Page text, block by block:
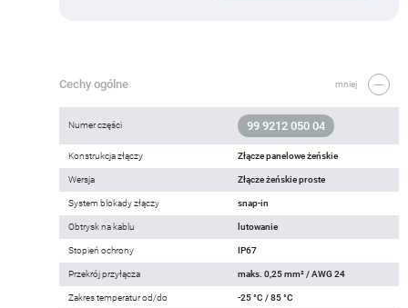
Cechy ogólne mniej
Numer części 99 9212 050 04
Konstrukcja złączy Złącze panelowe żeńskie
Wersja Złącze żeńskie proste
System blokady złączy snap-in
Obtrysk na kablu lutowanie
Stopień ochrony IP67
Przekrój przyłącza maks. 0,25 mm² / AWG 24
Zakres temperatur od/do -25 °C / 85 °C